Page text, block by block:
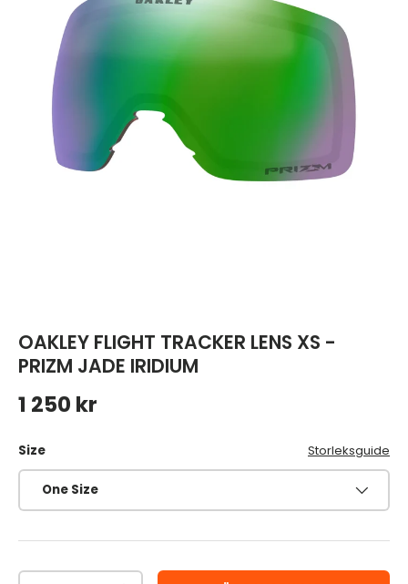
OAKLEY FLIGHT TRACKER LENS XS -
PRIZM JADE IRIDIUM
Ordinarie pris
1 250 kr
Size Storleksguide
One Size
Antal